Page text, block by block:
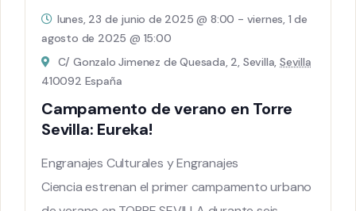
lunes, 23 de junio de 2025 @ 8:00 - viernes, 1 de
agosto de 2025 @ 15:00
C/ Gonzalo Jimenez de Quesada, 2, Sevilla,Sevilla
410092 España
Campamento de verano en Torre
Sevilla: Eureka!
Engranajes Culturales y Engranajes
Ciencia estrenan el primer campamento urbano